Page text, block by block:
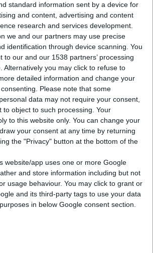
standard information sent by a device for
and content, advertising and content
research and services development.
we and our partners may use precise
identification through device scanning. You
to our and our 1538 partners’ processing
Alternatively you may click to refuse to
detailed information and change your
Please note that some
data may not require your consent,
to object to such processing. Your
to this website only. You can change your
your consent at any time by returning
the "Privacy" button at the bottom of the
website/app uses one or more Google
and store information including but not
usage behaviour. You may click to grant or
and its third-party tags to use your data
in below Google consent section.
κενό και τις φυσαλίδες
αέρα που βρίσκονται στα
περισσότερα µπιµπερό
και δηµιουργούν στα
µωρά τους
βασανιστικούς κολικούς.
Η θετική πίεση που
δηµιουργείται στο
εσωτερικό του είναι
παρόµοια µε αυτή του
φυσικού θηλασµού.
σηµαντικότατη µείωση
των προβληµάτων που
συνήθως δηµιουργούνται
κατά το τάισµα του